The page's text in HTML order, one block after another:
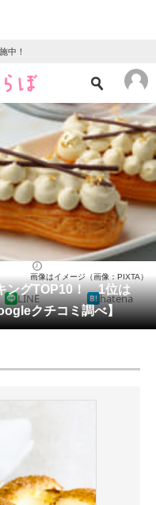
中！
・育児
チ
ングTOP10！ 1位は
クチコミ調べ】
画像はイメージ（画像：PIXTA）
LINE hatena